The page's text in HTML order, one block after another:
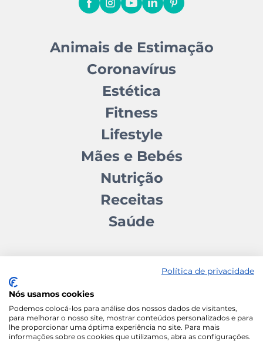
Animais de Estimação
Coronavírus
Estética
Fitness
Lifestyle
Mães e Bebés
Nutrição
Receitas
Saúde
Contactos Quem somos Autores
Estatuto Editorial
Ficha Técnica
Manifesto
Política de privacidade
Nós usamos cookies
Podemos colocá-los para análise dos nossos dados de visitantes,
para melhorar o nosso site, mostrar conteúdos personalizados e para
lhe proporcionar uma óptima experiência no site. Para mais
informações sobre os cookies que utilizamos, abra as configurações.